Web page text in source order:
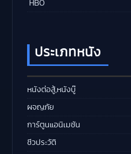
HBO
ประเภทหนัง
หนังต่อสู้,หนังบู๊
ผจญภัย
การ์ตูนแอนิเมชัน
ชีวประวัติ